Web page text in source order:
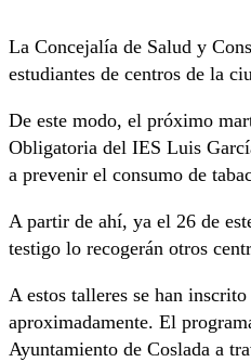
La Concejalía de Salud y
estudiantes de centros de la
De este modo, el próximo
Obligatoria del IES Luis
a prevenir el consumo de
A partir de ahí, ya el 26 de
testigo lo recogerán otros
A estos talleres se han
aproximadamente. El
Ayuntamiento de Coslada a